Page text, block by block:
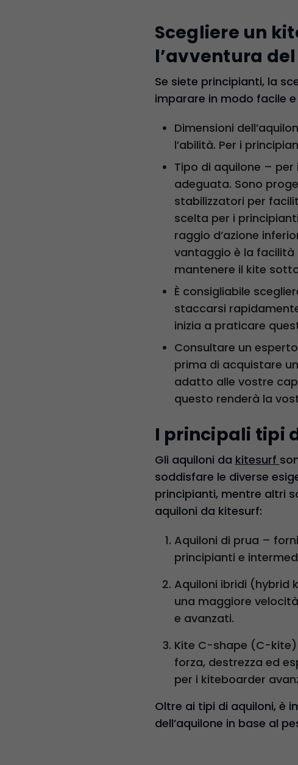
Scegliere un
l’avventura
Se siete principianti, la
imparare in modo facile
Dimensioni
l’abilità. Per i
Tipo di aquilone –
adeguata. Sono
stabilizzatori per
scelta per i
raggio d’azione
vantaggio è la facilità
mantenere il kite
È consigliabile
staccarsi
inizia a praticare
Consultare un
prima di acquistare
adatto alle vostre
questo renderà la
I principali tipi
Gli aquiloni da kitesurf
soddisfare le diverse
principianti, mentre altri
aquiloni da kitesurf:
Aquiloni di prua –
principianti e
Aquiloni ibridi (hybrid
una maggiore
e avanzati.
Kite C-shape (C-
forza, destrezza ed
per i kiteboarder
Oltre ai tipi di aquiloni, è
dell’aquilone in base al